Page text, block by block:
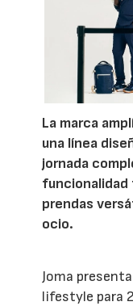
La marca
una línea
jornada
prendas
ocio.
Joma
lifestyle para